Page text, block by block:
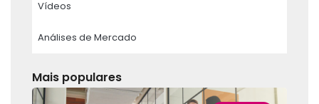
Vídeos
Análises de Mercado
Mais populares